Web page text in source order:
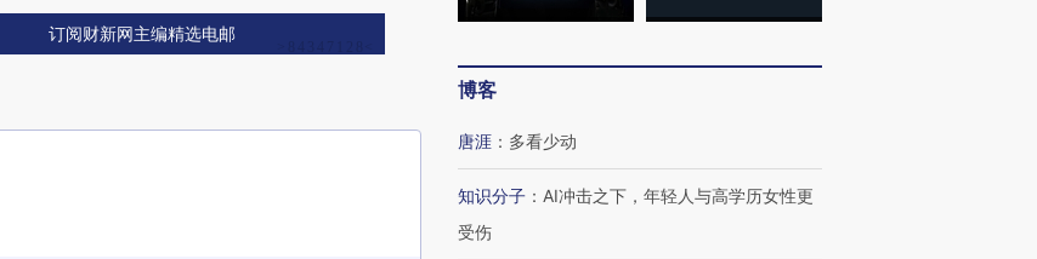
订阅财新网主编精选电邮
博客
唐涯 ： 多看少动
知识分子 ： AI冲击之下，年轻人与高学历女性更
受伤